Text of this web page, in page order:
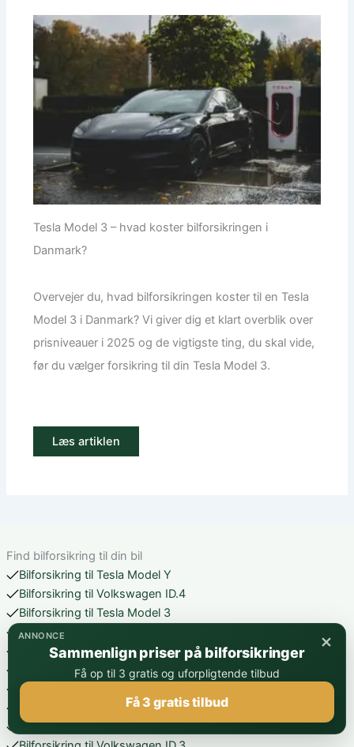
Tesla Model 3 – hvad koster bilforsikringen i
Danmark?
Overvejer du, hvad bilforsikringen koster til en Tesla
Model 3 i Danmark? Vi giver dig et klart overblik over
prisniveauer i 2025 og de vigtigste ting, du skal vide,
før du vælger forsikring til din Tesla Model 3.
Læs artiklen
Find bilforsikring til din bil
Bilforsikring til Tesla Model Y
Bilforsikring til Volkswagen ID.4
Bilforsikring til Tesla Model 3
Bilforsikring til Audi Q4 e-tron
Bilforsikring til Skoda Enyaq iV
Bilforsikring til Peugeot 208
Bilforsikring til Citroen C3
Bilforsikring til Volvo EX30
Bilforsikring til Volkswagen T-Roc
×
ANNONCE
Sammenlign priser på bilforsikringer
Få op til 3 gratis og uforpligtende tilbud
Få 3 gratis tilbud